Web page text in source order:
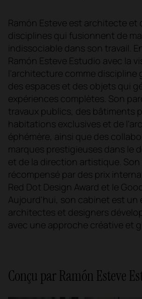
Ramón Esteve est architecte et
disciplines qui fusionnent de
indissociable dans son travail.
Ramón Esteve Estudio avec la
l'architecture comme discipline
des espaces et des objets qui
expériences complètes. Son
travaux publics, des bâtiments
habitations exclusives et de
éphémère, ainsi que des
marques prestigieuses dans le
et de la direction artistique. Son
récompensé par des prix
Red Dot Design Award et le
Aujourd'hui, son cabinet est un
architectes et designers
avec une approche créative et
Conçu par Ramón Esteve